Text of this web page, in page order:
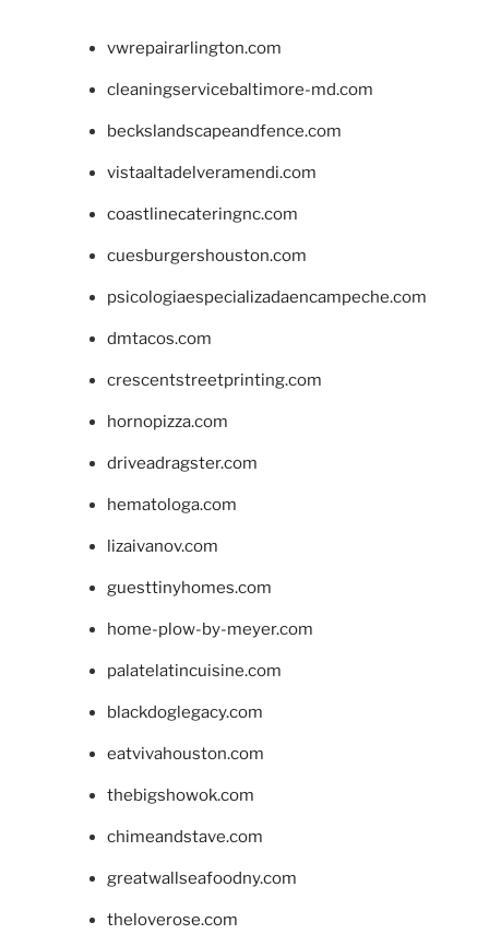
vwrepairarlington.com
cleaningservicebaltimore-md.com
beckslandscapeandfence.com
vistaaltadelveramendi.com
coastlinecateringnc.com
cuesburgershouston.com
psicologiaespecializadaencampeche.com
dmtacos.com
crescentstreetprinting.com
hornopizza.com
driveadragster.com
hematologa.com
lizaivanov.com
guesttinyhomes.com
home-plow-by-meyer.com
palatelatincuisine.com
blackdoglegacy.com
eatvivahouston.com
thebigshowok.com
chimeandstave.com
greatwallseafoodny.com
theloverose.com